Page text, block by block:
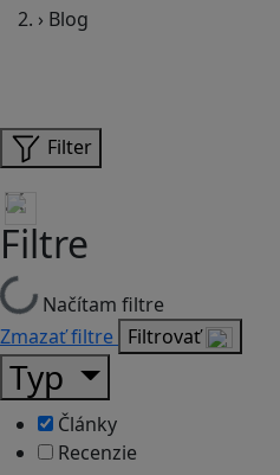
› Blog
Filter
Filtre
Načítam filtre
Zmazať filtre Filtrovať
Typ
Články
Recenzie